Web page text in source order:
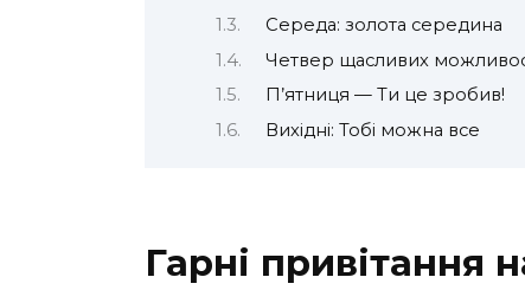
Середа: золота середина
Четвер щасливих
П’ятниця — Ти це зробив!
Вихідні: Тобі можна все
Гарні привітання